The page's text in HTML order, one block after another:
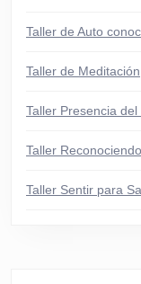
Taller de Auto
Taller de Meditación
Taller Presencia del
Taller
Taller Sentir para